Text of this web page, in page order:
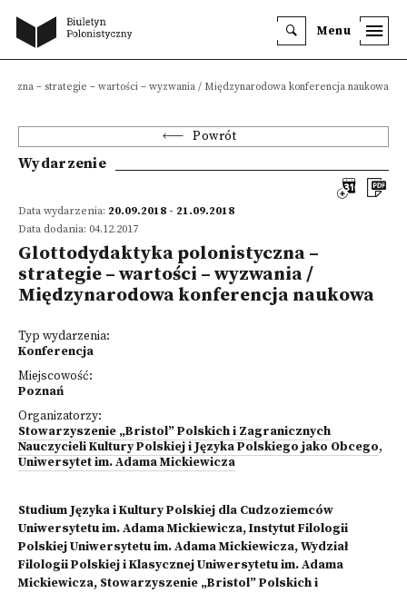
Menu
– strategie – wartości – wyzwania / Międzynarodowa konferencja naukowa
Powrót
Wydarzenie
Data wydarzenia: 20.09.2018 - 21.09.2018
Data dodania: 04.12.2017
Glottodydaktyka polonistyczna –
strategie – wartości – wyzwania /
Międzynarodowa konferencja naukowa
Typ wydarzenia:
Konferencja
Miejscowość:
Poznań
Organizatorzy:
Stowarzyszenie „Bristol” Polskich i Zagranicznych
Nauczycieli Kultury Polskiej i Języka Polskiego jako Obcego,
Uniwersytet im. Adama Mickiewicza
Studium Języka i Kultury Polskiej dla Cudzoziemców
Uniwersytetu im. Adama Mickiewicza, Instytut Filologii
Polskiej Uniwersytetu im. Adama Mickiewicza, Wydział
Filologii Polskiej i Klasycznej Uniwersytetu im. Adama
Mickiewicza, Stowarzyszenie „Bristol” Polskich i